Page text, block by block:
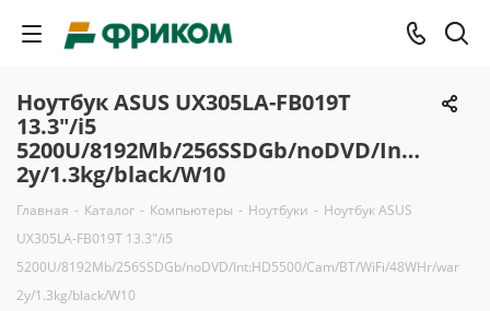
Ноутбук ASUS UX305LA-FB019T
13.3"/i5
5200U/8192Mb/256SSDGb/noDVD/
2y/1.3kg/black/W10
Главная - Каталог - Компьютеры - Ноутбуки - Ноутбук ASUS
UX305LA-FB019T 13.3"/i5
5200U/8192Mb/256SSDGb/noDVD/Int:HD5500/Cam/BT/WiFi/48WHr/war
2y/1.3kg/black/W10